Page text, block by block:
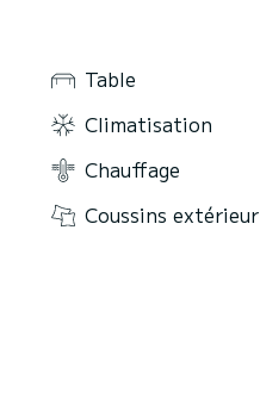
Table
Climatisation
Chauffage
Coussins extérieur